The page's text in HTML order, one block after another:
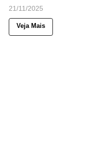
21/11/2025
Veja Mais